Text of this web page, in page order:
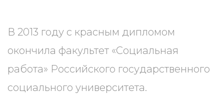
В 2013 году с красным дипломом
окончила факультет «Социальная
работа» Российского государственного
социального университета.